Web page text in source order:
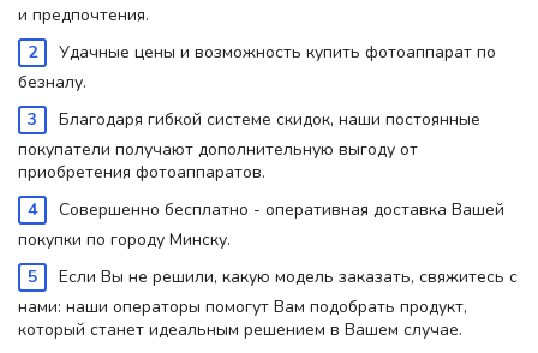
и предпочтения.
Удачные цены и возможность купить фотоаппарат по
безналу.
Благодаря гибкой системе скидок, наши постоянные
покупатели получают дополнительную выгоду от
приобретения фотоаппаратов.
Совершенно бесплатно - оперативная доставка Вашей
покупки по городу Минску.
Если Вы не решили, какую модель заказать, свяжитесь с
нами: наши операторы помогут Вам подобрать продукт,
который станет идеальным решением в Вашем случае.